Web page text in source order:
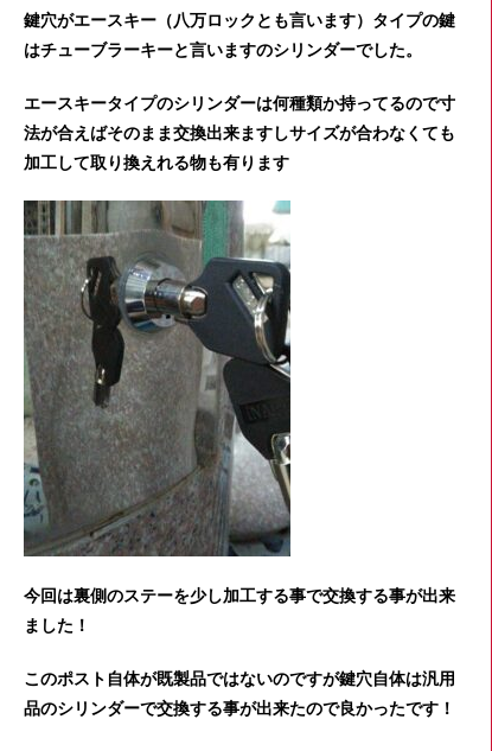
鍵穴がエースキー（八万ロックとも言います）タイプの鍵
はチューブラーキーと言いますのシリンダーでした。
エースキータイプのシリンダーは何種類か持ってるので寸
法が合えばそのまま交換出来ますしサイズが合わなくても
加工して取り換えれる物も有ります
今回は裏側のステーを少し加工する事で交換する事が出来
ました！
このポスト自体が既製品ではないのですが鍵穴自体は汎用
品のシリンダーで交換する事が出来たので良かったです！